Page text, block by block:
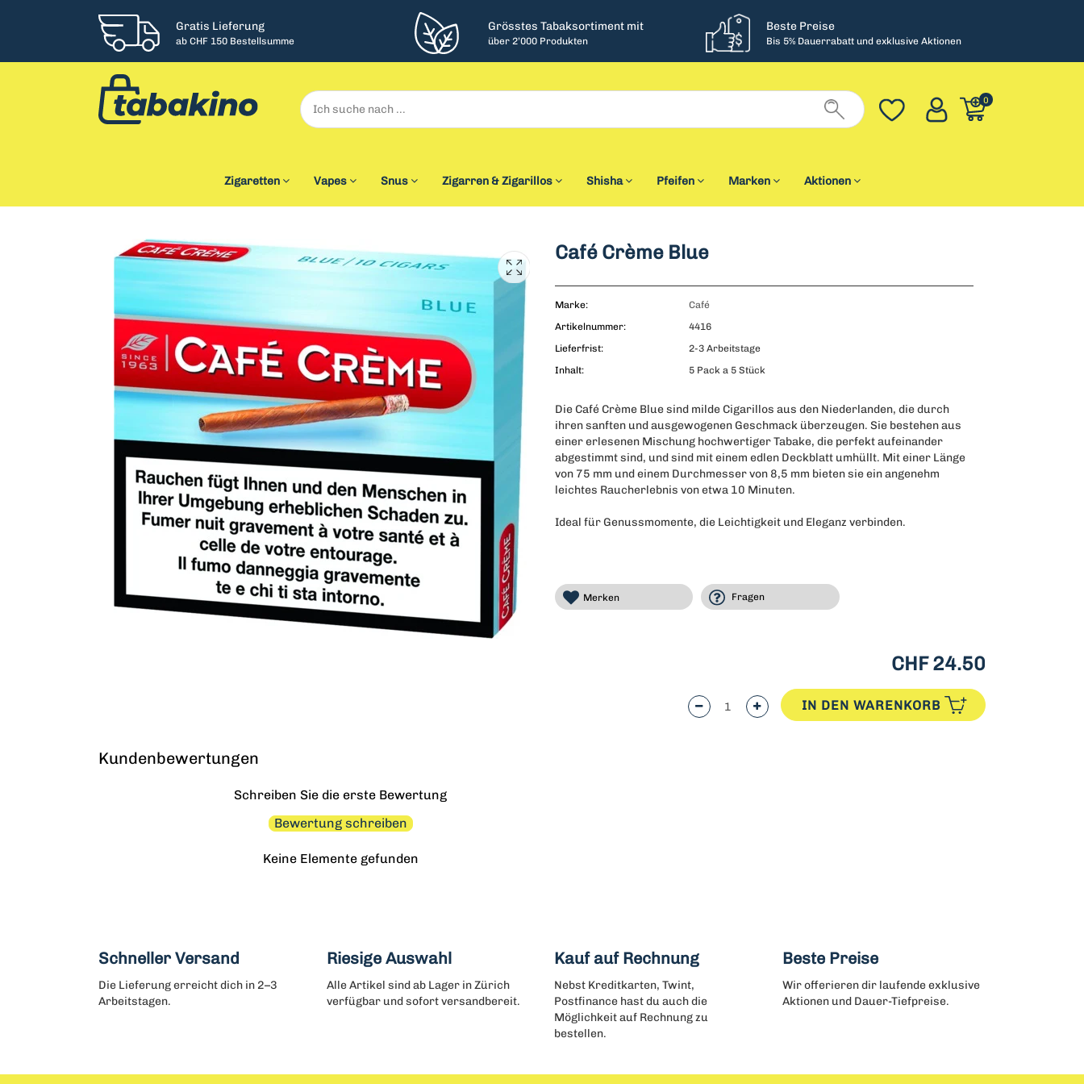
Gratis Lieferung
ab CHF 150 Bestellsumme
Grösstes Tabaksortiment mit
über 2’000 Produkten
Beste Preise
Bis 5% Dauerrabatt und exklusive Aktionen
0
Zigaretten Vapes Snus Zigarren & Zigarillos Shisha Pfeifen Marken Aktionen
Café Crème Blue
Marke:
Café
Artikelnummer:
4416
Lieferfrist:
2-3 Arbeitstage
Inhalt:
5 Pack a 5 Stück
Die Café Crème Blue sind milde Cigarillos aus den Niederlanden, die durch
ihren sanften und ausgewogenen Geschmack überzeugen. Sie bestehen aus
einer erlesenen Mischung hochwertiger Tabake, die perfekt aufeinander
abgestimmt sind, und sind mit einem edlen Deckblatt umhüllt. Mit einer Länge
von 75 mm und einem Durchmesser von 8,5 mm bieten sie ein angenehm
leichtes Raucherlebnis von etwa 10 Minuten.
Ideal für Genussmomente, die Leichtigkeit und Eleganz verbinden.
Merken Fragen
CHF 24.50
IN DEN WARENKORB
Kundenbewertungen
Schreiben Sie die erste Bewertung
Bewertung schreiben
Keine Elemente gefunden
Schneller Versand
Die Lieferung erreicht dich in 2–3
Arbeitstagen.
Riesige Auswahl
Alle Artikel sind ab Lager in Zürich
verfügbar und sofort versandbereit.
Kauf auf Rechnung
Nebst Kreditkarten, Twint,
Postfinance hast du auch die
Möglichkeit auf Rechnung zu
bestellen.
Beste Preise
Wir offerieren dir laufende exklusive
Aktionen und Dauer-Tiefpreise.